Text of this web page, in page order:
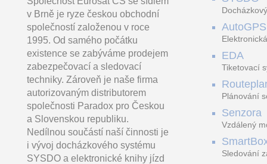
v Brně je ryze českou obchodní
společností založenou v roce
1995. Od samého počátku
existence se zabýváme prodejem
zabezpečovací a sledovací
techniky. Zároveň je naše firma
autorizovaným distributorem
společnosti Paradox pro Českou
a Slovenskou republiku.
Nedílnou součástí naší činnosti je
i vývoj docházkového systému
SYSDO a elektronické knihy jízd
AutoGPS
EDA
Tiketovací
Plánování
Senzora
Vzdálený
Sledování